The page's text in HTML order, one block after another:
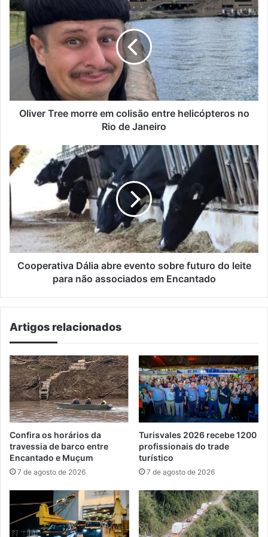
Tree
morre
em
colisão
entre
helicópteros
Rio
Oliver Tree morre em colisão entre helicópteros no
Rio de Janeiro
Cooperativa
Dália
abre
evento
sobre
futuro
do
leite
para
nãoCooperativa Dália abre evento sobre futuro do leite
para não associados em Encantado
Artigos relacionados
Confira os horários da
travessia de barco entre
Encantado e Muçum
7 de agosto de 2026
Turisvales 2026 recebe 1200
profissionais do trade
turístico
7 de agosto de 2026